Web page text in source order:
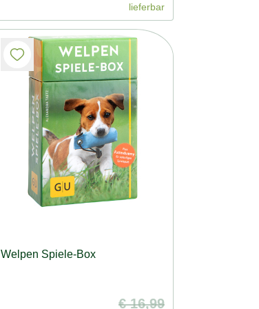
lieferbar
Welpen Spiele-Box
€ 16,99